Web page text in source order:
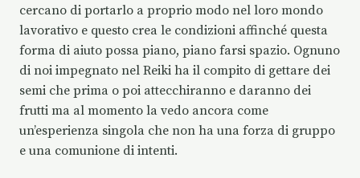
cercano di portarlo a proprio modo nel loro mondo
lavorativo e questo crea le condizioni affinché questa
forma di aiuto possa piano, piano farsi spazio. Ognuno
di noi impegnato nel Reiki ha il compito di gettare dei
semi che prima o poi attecchiranno e daranno dei
frutti ma al momento la vedo ancora come
un’esperienza singola che non ha una forza di gruppo
e una comunione di intenti.